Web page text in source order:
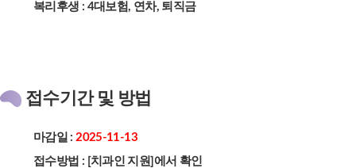
복리후생 : 4대보험, 연차, 퇴직금
접수기간 및 방법
마감일 :2025-11-13
접수방법 : [치과인 지원]에서 확인